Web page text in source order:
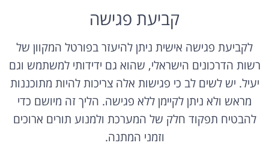
קביעת פגישה
לקביעת פגישה אישית ניתן להיעזר בפורטל המקוון של
רשות הדרכונים הישראלי, שהוא גם ידידותי למשתמש וגם
יעיל. יש לשים לב כי פגישות אלה צריכות להיות מתוכננות
מראש ולא ניתן לקיימן ללא פגישה. הליך זה מיושם כדי
להבטיח תפקוד חלק של המערכת ולמנוע תורים ארוכים
וזמני המתנה.